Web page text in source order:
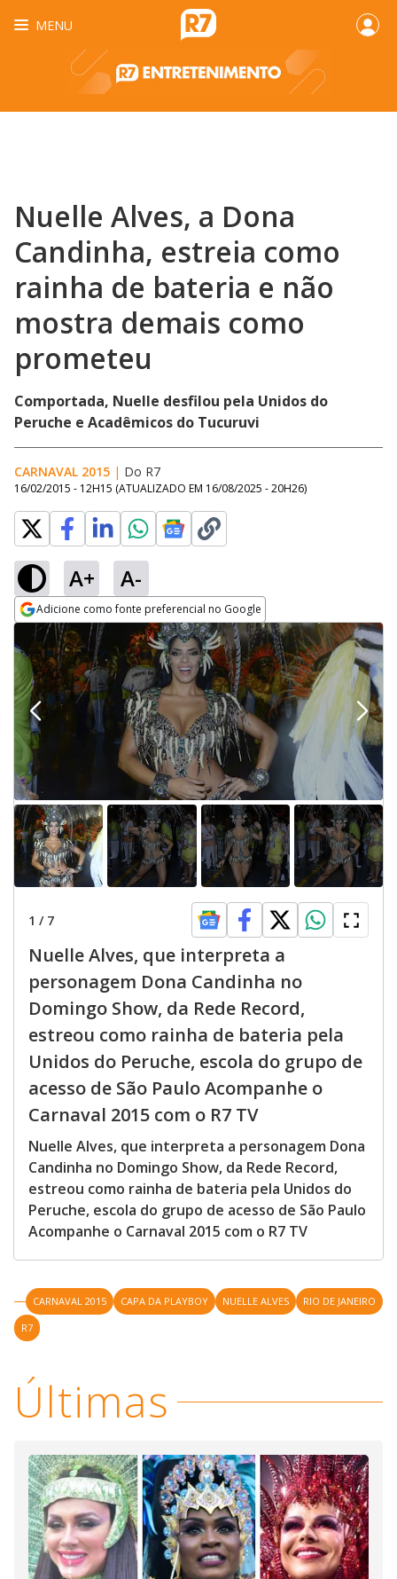
MENU
Nuelle Alves, a Dona
Candinha, estreia como
rainha de bateria e não
mostra demais como
prometeu
Comportada, Nuelle desfilou pela Unidos do
Peruche e Acadêmicos do Tucuruvi
CARNAVAL 2015 | Do R7
16/02/2015 - 12H15 (ATUALIZADO EM 16/08/2025 - 20H26)
A+ A-
Adicione como fonte preferencial no Google
Opens in new window
1 / 7
Nuelle Alves, que interpreta a
personagem Dona Candinha no
Domingo Show, da Rede Record,
estreou como rainha de bateria pela
Unidos do Peruche, escola do grupo de
acesso de São Paulo Acompanhe o
Carnaval 2015 com o R7 TV
Nuelle Alves, que interpreta a personagem Dona
Candinha no Domingo Show, da Rede Record,
estreou como rainha de bateria pela Unidos do
Peruche, escola do grupo de acesso de São Paulo
Acompanhe o Carnaval 2015 com o R7 TV
CARNAVAL 2015 CAPA DA PLAYBOY NUELLE ALVES
RIO DE JANEIRO
R7
Últimas